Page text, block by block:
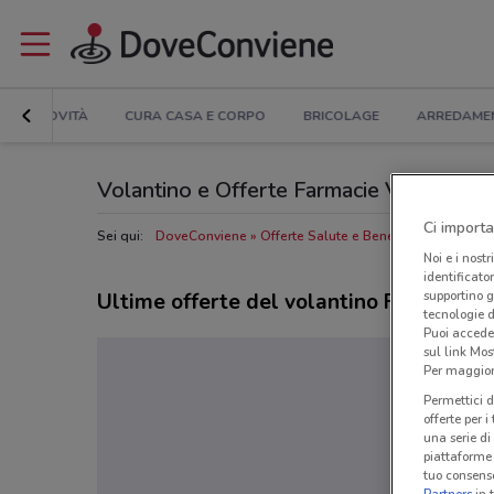
NOVITÀ CURA CASA E CORPO BRICOLAGE
Volantino e Offerte Farmacie Vigorito:
Sei qui: DoveConviene Offerte Salute e Benessere nelle
Ultime offerte del volantino Farmacie
Ci
Noi e i nostri
supportino
tecnologie
Puoi
sul link
Per
Permettici
offerte per
una serie
piattaforme
tuo